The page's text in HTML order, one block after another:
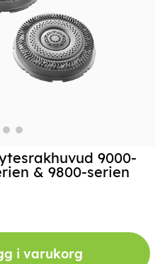
9000-
& 9800-serien
i varukorg